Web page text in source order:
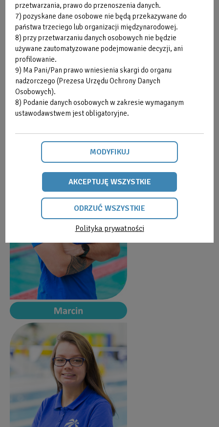
przetwarzania, prawo do przenoszenia danych.
7) pozyskane dane osobowe nie będą przekazywane do
państwa trzeciego lub organizacji międzynarodowej.
8) przy przetwarzaniu danych osobowych nie będzie
używane zautomatyzowane podejmowanie decyzji, ani
profilowanie.
9) Ma Pani/Pan prawo wniesienia skargi do organu
nadzorczego (Prezesa Urzędu Ochrony Danych
Osobowych).
8) Podanie danych osobowych w zakresie wymaganym
ustawodawstwem jest obligatoryjne.
MODYFIKUJ
Polityka prywatności
ODRZUĆ WSZYSTKIE
WSZYSTKIE
AKCEPTUJĘ WSZYSTKIE